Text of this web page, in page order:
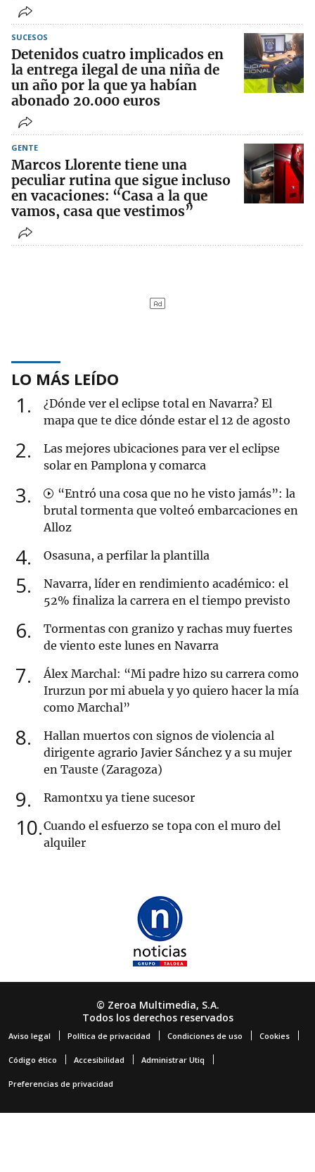
SUCESOS
Detenidos cuatro implicados en
la entrega ilegal de una niña de
un año por la que ya habían
abonado 20.000 euros
GENTE
Marcos Llorente tiene una
peculiar rutina que sigue incluso
en vacaciones: “Casa a la que
vamos, casa que vestimos”
LO MÁS LEÍDO
1
¿Dónde ver el eclipse total en Navarra? El
mapa que te dice dónde estar el 12 de agosto
2
Las mejores ubicaciones para ver el eclipse
solar en Pamplona y comarca
3
“Entró una cosa que no he visto jamás”: la
brutal tormenta que volteó embarcaciones en
Alloz
4 Osasuna, a perfilar la plantilla
5
Navarra, líder en rendimiento académico: el
52% finaliza la carrera en el tiempo previsto
6
Tormentas con granizo y rachas muy fuertes
de viento este lunes en Navarra
7
Álex Marchal: “Mi padre hizo su carrera como
Irurzun por mi abuela y yo quiero hacer la mía
como Marchal”
8
Hallan muertos con signos de violencia al
dirigente agrario Javier Sánchez y a su mujer
en Tauste (Zaragoza)
9 Ramontxu ya tiene sucesor
10 Cuando el esfuerzo se topa con el muro del
alquiler
© Zeroa Multimedia, S.A.
Todos los derechos reservados
Aviso legal Política de privacidad Condiciones de uso Cookies
Código ético Accesibilidad Administrar Utiq
Preferencias de privacidad